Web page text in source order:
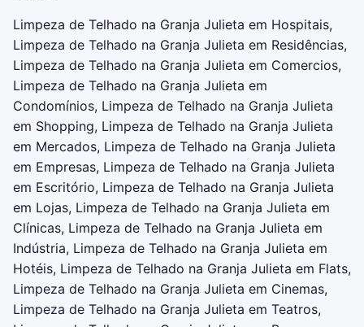
Limpeza de Telhado na Granja Julieta em Hospitais,
Limpeza de Telhado na Granja Julieta em Residências,
Limpeza de Telhado na Granja Julieta em Comercios,
Limpeza de Telhado na Granja Julieta em
Condomínios, Limpeza de Telhado na Granja Julieta
em Shopping, Limpeza de Telhado na Granja Julieta
em Mercados, Limpeza de Telhado na Granja Julieta
em Empresas, Limpeza de Telhado na Granja Julieta
em Escritório, Limpeza de Telhado na Granja Julieta
em Lojas, Limpeza de Telhado na Granja Julieta em
Clínicas, Limpeza de Telhado na Granja Julieta em
Indústria, Limpeza de Telhado na Granja Julieta em
Hotéis, Limpeza de Telhado na Granja Julieta em Flats,
Limpeza de Telhado na Granja Julieta em Cinemas,
Limpeza de Telhado na Granja Julieta em Teatros,